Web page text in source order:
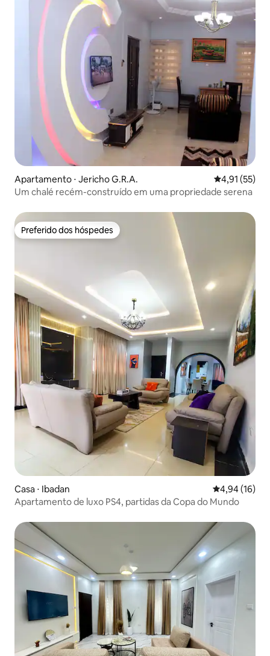
Apartamento ⋅ Jericho G.R.A. 4,91 de uma
4,91 (55)
Um chalé recém-construído em uma propriedade serena
Preferido dos hóspedes
Preferido dos hóspedes
Casa ⋅ Ibadan 4,94 de uma
4,94 (16)
Apartamento de luxo PS4, partidas da Copa do Mundo